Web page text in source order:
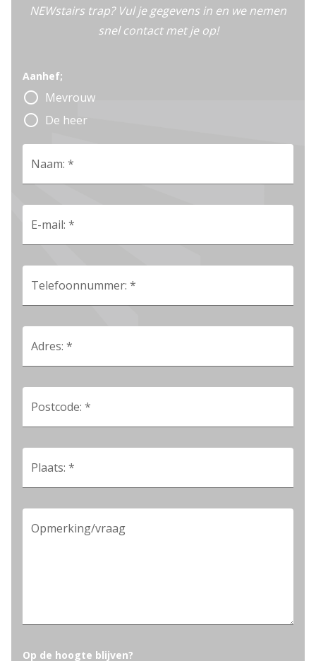
NEWstairs trap? Vul je gegevens in en we nemen
snel contact met je op!
Aanhef;
radio_button_unchecked Mevrouw
radio_button_unchecked De heer
Naam: *
E-mail: *
Telefoonnummer: *
Adres: *
Postcode: *
Plaats: *
Opmerking/vraag
Op de hoogte blijven?